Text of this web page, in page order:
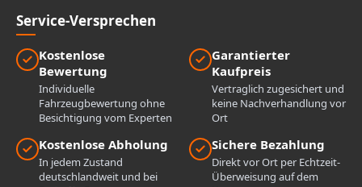
Service-Versprechen
Kostenlose
Bewertung
Individuelle
Fahrzeugbewertung ohne
Besichtigung vom Experten
Garantierter
Kaufpreis
Vertraglich zugesichert und
keine Nachverhandlung vor
Ort
Kostenlose Abholung
In jedem Zustand
deutschlandweit und bei
Sichere Bezahlung
Direkt vor Ort per Echtzeit-
Überweisung auf dem